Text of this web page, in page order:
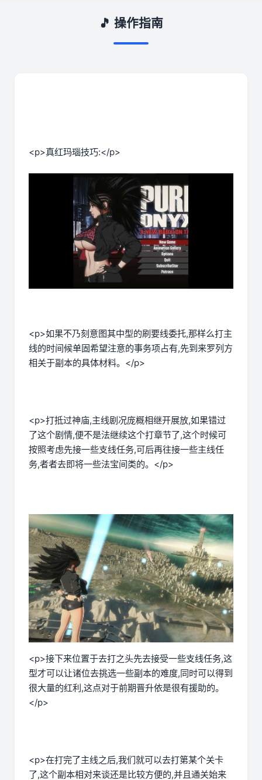
🎵 操作指南
<p>真红玛瑙技巧:</p>
<p>如果不乃刻意图其中型的刷要线委托,那样么打主
线的时间候单固希望注意的事务项占有,先到来罗列方
相关于副本的具体材料。</p>
<p>打抵过神庙,主线剧况庞概相继开展放,如果错过
了这个剧情,便不是法继续这个打章节了,这个时候可
按照考虑先接一些支线任务,可后再往接一些主线任
务,者者去即将一些法宝间类的。</p>
<p>接下来位置于去打之头先去接受一些支线任务,这
型才可以让诸位去挑选一些副本的难度,同时可以得到
很大量的红利,这点对于前期晋升依是很有援助的。
</p>
<p>在打完了主线之后,我们就可以去打第某个关卡
了,这个副本相对来谈还是比较方便的,并且通关始来